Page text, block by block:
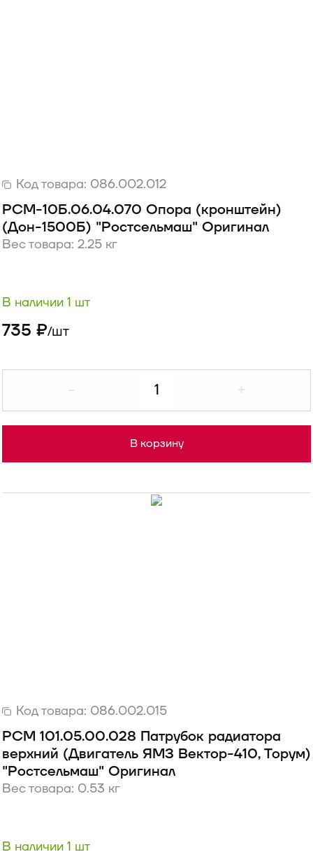
Код товара: 086.002.012
РСМ-10Б.06.04.070 Опора (кронштейн)
(Дон-1500Б) "Ростсельмаш" Оригинал
Вес товара: 2.25 кг
В наличии 1 шт
735 ₽/шт
В корзину
Код товара: 086.002.015
РСМ 101.05.00.028 Патрубок радиатора
верхний (Двигатель ЯМЗ Вектор-410, Торум)
"Ростсельмаш" Оригинал
Вес товара: 0.53 кг
В наличии 1 шт